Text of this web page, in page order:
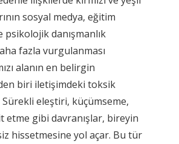
sosyal medya, eğitim
psikolojik danışmanlık
fazla vurgulanması
alanın en belirgin
biri iletişimdeki toksik
Sürekli eleştiri, küçümseme,
etme gibi davranışlar, bireyin
hissetmesine yol açar. Bu tür